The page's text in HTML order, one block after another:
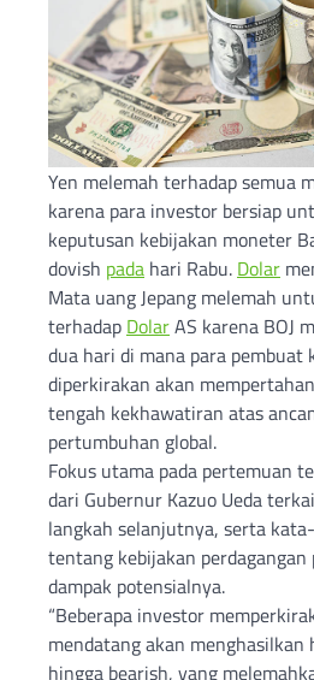
Yen melemah terhadap semua
karena para investor bersiap
keputusan kebijakan moneter
dovish pada hari Rabu. Dolar
Mata uang Jepang melemah
terhadap DolarAS karena BOJ
dua hari di mana para pembuat
diperkirakan akan
tengah kekhawatiran atas
pertumbuhan global.
Fokus utama pada pertemuan
dari Gubernur Kazuo Ueda
langkah selanjutnya, serta
tentang kebijakan
dampak potensialnya.
“Beberapa investor
mendatang akan menghasilkan
hingga bearish, yang